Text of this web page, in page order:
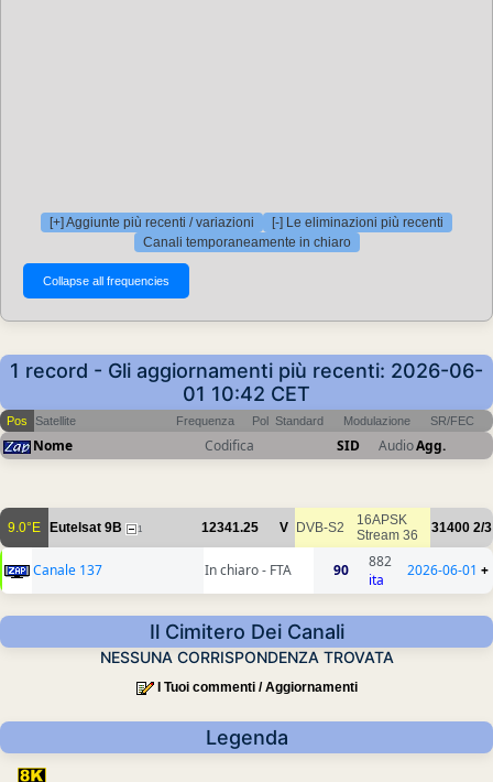
[+] Aggiunte più recenti / variazioni
[-] Le eliminazioni più recenti
Canali temporaneamente in chiaro
1 record - Gli aggiornamenti più recenti: 2026-06-
01 10:42 CET
Pos Satellite Frequenza Pol Standard Modulazione SR/FEC
Nome Codifica SID AudioAgg.
9.0°E Eutelsat 9B 1 12341.25 V DVB-S2
16APSK
Stream 36
31400 2/3
Canale 137 In chiaro - FTA 90
882
ita
2026-06-01 +
Il Cimitero Dei Canali
NESSUNA CORRISPONDENZA TROVATA
I Tuoi commenti / Aggiornamenti
Legenda